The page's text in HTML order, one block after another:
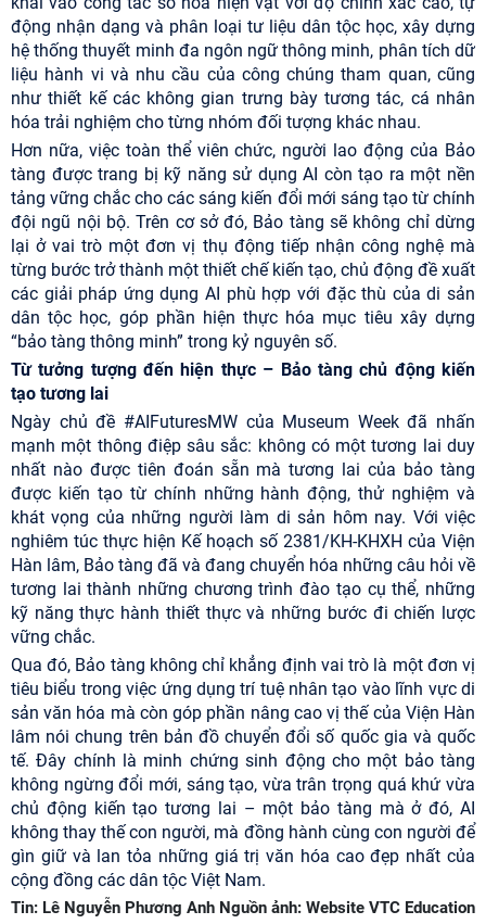
động nhận dạng và phân loại tư liệu dân tộc học, xây dựng
hệ thống thuyết minh đa ngôn ngữ thông minh, phân tích dữ
liệu hành vi và nhu cầu của công chúng tham quan, cũng
như thiết kế các không gian trưng bày tương tác, cá nhân
hóa trải nghiệm cho từng nhóm đối tượng khác nhau.
Hơn nữa, việc toàn thể viên chức, người lao động của Bảo
tàng được trang bị kỹ năng sử dụng AI còn tạo ra một nền
tảng vững chắc cho các sáng kiến đổi mới sáng tạo từ chính
đội ngũ nội bộ. Trên cơ sở đó, Bảo tàng sẽ không chỉ dừng
lại ở vai trò một đơn vị thụ động tiếp nhận công nghệ mà
từng bước trở thành một thiết chế kiến tạo, chủ động đề xuất
các giải pháp ứng dụng AI phù hợp với đặc thù của di sản
dân tộc học, góp phần hiện thực hóa mục tiêu xây dựng
“bảo tàng thông minh” trong kỷ nguyên số.
Từ tưởng tượng đến hiện thực – Bảo tàng chủ động kiến
tạo tương lai
Ngày chủ đề #AIFuturesMW của Museum Week đã nhấn
mạnh một thông điệp sâu sắc: không có một tương lai duy
nhất nào được tiên đoán sẵn mà tương lai của bảo tàng
được kiến tạo từ chính những hành động, thử nghiệm và
khát vọng của những người làm di sản hôm nay. Với việc
nghiêm túc thực hiện Kế hoạch số 2381/KH-KHXH của Viện
Hàn lâm, Bảo tàng đã và đang chuyển hóa những câu hỏi về
tương lai thành những chương trình đào tạo cụ thể, những
kỹ năng thực hành thiết thực và những bước đi chiến lược
vững chắc.
Qua đó, Bảo tàng không chỉ khẳng định vai trò là một đơn vị
tiêu biểu trong việc ứng dụng trí tuệ nhân tạo vào lĩnh vực di
sản văn hóa mà còn góp phần nâng cao vị thế của Viện Hàn
lâm nói chung trên bản đồ chuyển đổi số quốc gia và quốc
tế. Đây chính là minh chứng sinh động cho một bảo tàng
không ngừng đổi mới, sáng tạo, vừa trân trọng quá khứ vừa
chủ động kiến tạo tương lai – một bảo tàng mà ở đó, AI
không thay thế con người, mà đồng hành cùng con người để
gìn giữ và lan tỏa những giá trị văn hóa cao đẹp nhất của
cộng đồng các dân tộc Việt Nam.
Tin: Lê Nguyễn Phương Anh Nguồn ảnh: Website VTC Education